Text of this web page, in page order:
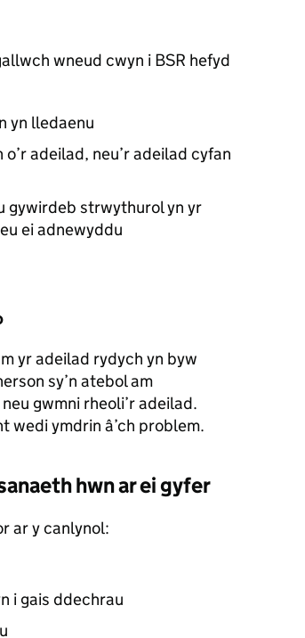
wneud cwyn i BSR hefyd
yn lledaenu
adeilad, neu’r adeilad cyfan
gywirdeb strwythurol yn yr
ei adnewyddu
yr adeilad rydych yn byw
sy’n atebol am
gwmni rheoli’r adeilad.
wedi ymdrin â’ch problem.
hwn ar ei gyfer
ar y canlynol:
i gais ddechrau